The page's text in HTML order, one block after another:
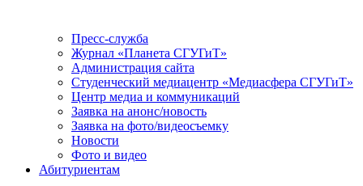
Пресс-служба
Журнал «Планета СГУГиТ»
Администрация сайта
Студенческий медиацентр «Медиасфера СГУГиТ»
Центр медиа и коммуникаций
Заявка на анонс/новость
Заявка на фото/видеосъемку
Новости
Фото и видео
Абитуриентам